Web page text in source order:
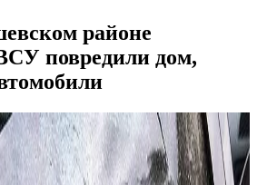
районе
повредили дом,